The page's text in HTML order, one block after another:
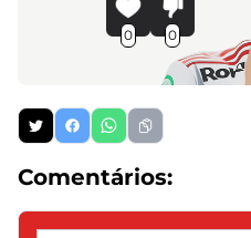
0 0
Comentários: